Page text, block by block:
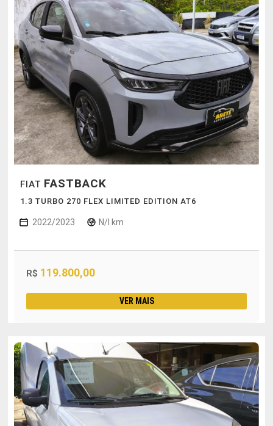
FIAT FASTBACK
1.3 TURBO 270 FLEX LIMITED EDITION AT6
2022/2023 N/I km
R$ 119.800,00
VER MAIS